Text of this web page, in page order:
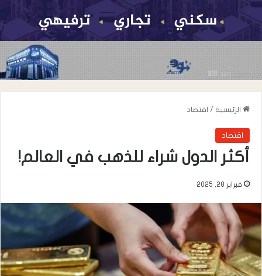
الرئيسية / اقتصاد
اقتصاد
أكثر الدول شراء للذهب في العالم!
فبراير 28, 2025